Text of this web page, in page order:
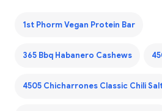
1st Phorm Vegan Protein Bar
365 Bbq Habanero Cashews
4505 Chicharrones Classic Chili